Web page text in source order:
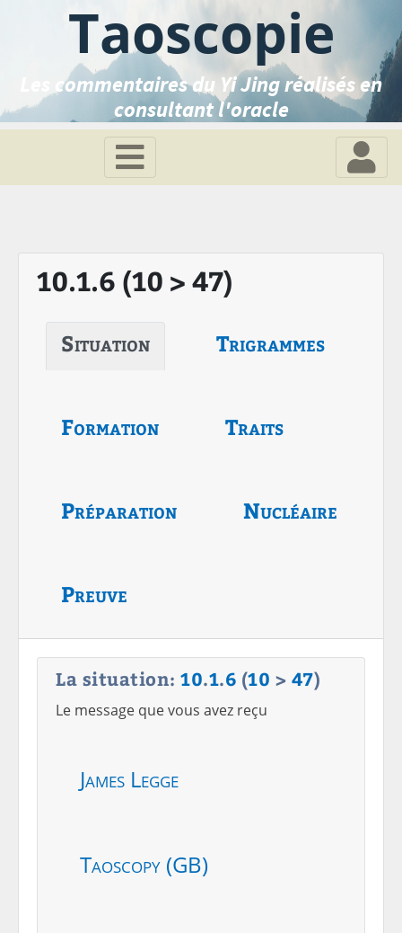
Taoscopie
Les commentaires du Yi Jing réalisés en
consultant l'oracle
10.1.6 (10 > 47)
Situation Trigrammes
Formation Traits
Préparation Nucléaire
Preuve
La situation: 10.1.6 (10 > 47)
Le message que vous avez reçu
James Legge
Taoscopy (GB)